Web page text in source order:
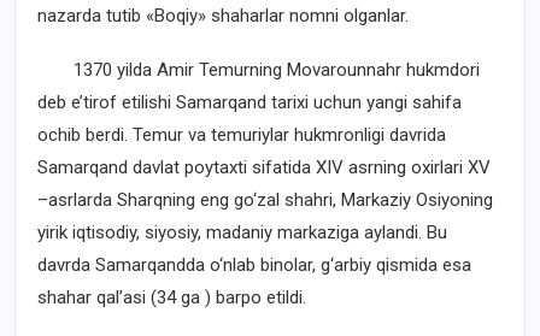
nazarda tutib «Boqiy» shaharlar nomni olganlar.
1370 yilda Amir Temurning Movarounnahr hukmdori
deb e’tirof etilishi Samarqand tarixi uchun yangi sahifa
ochib berdi. Temur va temuriylar hukmronligi davrida
Samarqand davlat poytaxti sifatida XIV asrning oxirlari XV
–asrlarda Sharqning eng go‘zal shahri, Markaziy Osiyoning
yirik iqtisodiy, siyosiy, madaniy markaziga aylandi. Bu
davrda Samarqandda o‘nlab binolar, g‘arbiy qismida esa
shahar qal’asi (34 ga ) barpo etildi.